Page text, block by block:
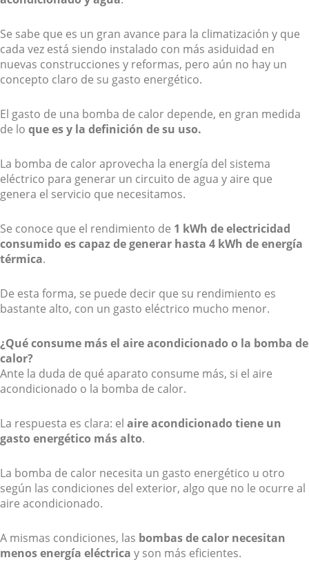
Se sabe que es un gran avance para la climatización y que
cada vez está siendo instalado con más asiduidad en
nuevas construcciones y reformas, pero aún no hay un
concepto claro de su gasto energético.
El gasto de una bomba de calor depende, en gran medida
de lo que es y la definición de su uso.
La bomba de calor aprovecha la energía del sistema
eléctrico para generar un circuito de agua y aire que
genera el servicio que necesitamos.
Se conoce que el rendimiento de 1 kWh de electricidad
consumido es capaz de generar hasta 4 kWh de energía
térmica.
De esta forma, se puede decir que su rendimiento es
bastante alto, con un gasto eléctrico mucho menor.
¿Qué consume más el aire acondicionado o la bomba de
calor?
Ante la duda de qué aparato consume más, si el aire
acondicionado o la bomba de calor.
La respuesta es clara: el aire acondicionado tiene un
gasto energético más alto.
La bomba de calor necesita un gasto energético u otro
según las condiciones del exterior, algo que no le ocurre al
aire acondicionado.
A mismas condiciones, las bombas de calor necesitan
menos energía eléctrica y son más eficientes.